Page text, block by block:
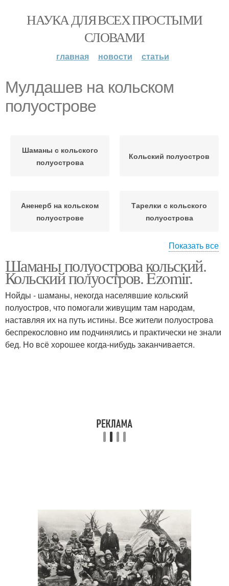
НАУКА ДЛЯ ВСЕХ ПРОСТЫМИ
СЛОВАМИ
главная новости статьи
Мулдашев на кольском
полуострове
Шаманы с кольского
полуострова
Кольский полуостров
Аненерб на кольском
полуострове
Тарелки с кольского
полуострова
Аненерб на кольский
полуостров
Показать все
Шаманы полуострова кольский.
Кольский полуостров. Ezomir.
Нойды - шаманы, некогда населявшие кольский
полуостров, что помогали живущим там народам,
наставляя их на путь истины. Все жители полуострова
беспрекословно им подчинялись и практически не знали
бед. Но всё хорошее когда-нибудь заканчивается.